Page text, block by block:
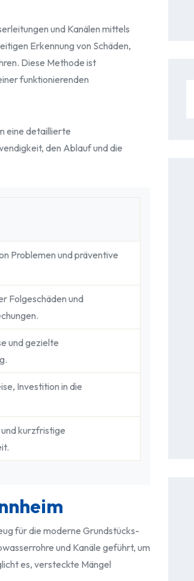
und Kanälen mittels
Erkennung von Schäden,
Diese Methode ist
funktionierenden
eine detaillierte
den Ablauf und die
Problemen und präventive
Folgeschäden und
und gezielte
Investition in die
kurzfristige
für die moderne Grundstücks-
und Kanäle geführt, um
es, versteckte Mängel